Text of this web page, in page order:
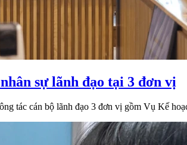
sự lãnh đạo tại 3 đơn vị
tác cán bộ lãnh đạo 3 đơn vị gồm Vụ Kế